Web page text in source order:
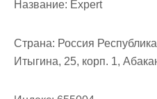
Название: Expert
Страна: Россия
Итыгина, 25, корп. 1,